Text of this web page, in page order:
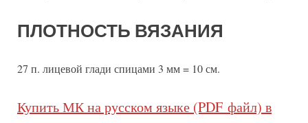
ПЛОТНОСТЬ ВЯЗАНИЯ
27 п. лицевой глади спицами 3 мм = 10 см.
Купить МК на русском языке (PDF файл) в